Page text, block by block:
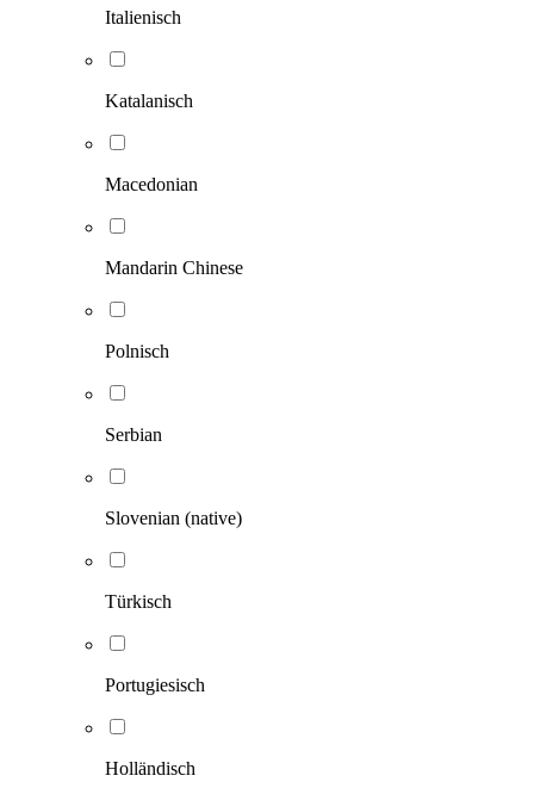
Italienisch
Katalanisch
Macedonian
Mandarin Chinese
Polnisch
Serbian
Slovenian (native)
Türkisch
Portugiesisch
Holländisch